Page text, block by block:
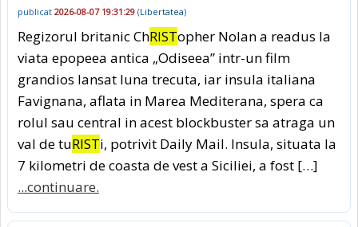
publicat 2026-08-07 19:31:29 (Libertatea)
Regizorul britanic ChRISTopher Nolan a readus la
viata epopeea antica „Odiseea” intr-un film
grandios lansat luna trecuta, iar insula italiana
Favignana, aflata in Marea Mediterana, spera ca
rolul sau central in acest blockbuster sa atraga un
val de tuRISTi, potrivit Daily Mail. Insula, situata la
7 kilometri de coasta de vest a Siciliei, a fost […]
...continuare.